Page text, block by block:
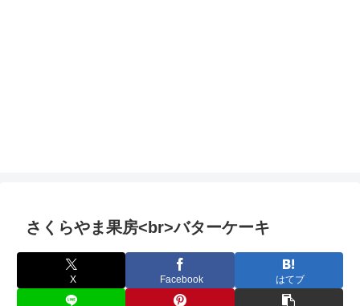
さくらやま果房<br>バターケーキ
X Facebook はてブ